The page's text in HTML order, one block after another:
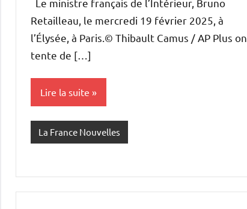
Retailleau, le mercredi 19 février 2025, à
l’Élysée, à Paris.© Thibault Camus / AP Plus on
tente de […]
Lire la suite
La France Nouvelles